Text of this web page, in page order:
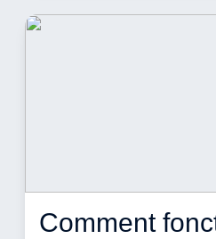
Comment